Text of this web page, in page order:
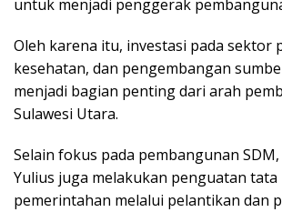
untuk menjadi penggerak
Oleh karena itu, investasi pada sektor
kesehatan, dan pengembangan
menjadi bagian penting dari arah
Sulawesi Utara.
Selain fokus pada pembangunan
Yulius juga melakukan penguatan tata
pemerintahan melalui pelantikan dan